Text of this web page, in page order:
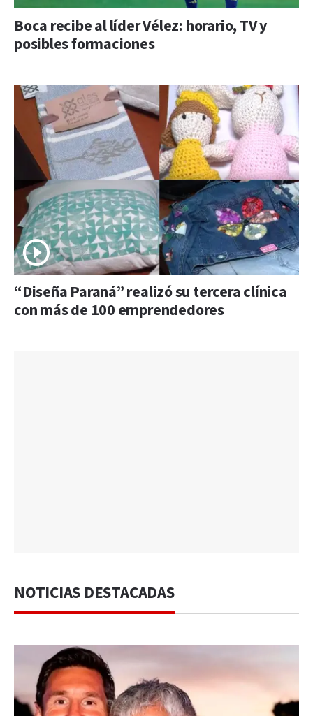
Boca recibe al líder Vélez: horario, TV y
posibles formaciones
“Diseña Paraná” realizó su tercera clínica
con más de 100 emprendedores
NOTICIAS DESTACADAS